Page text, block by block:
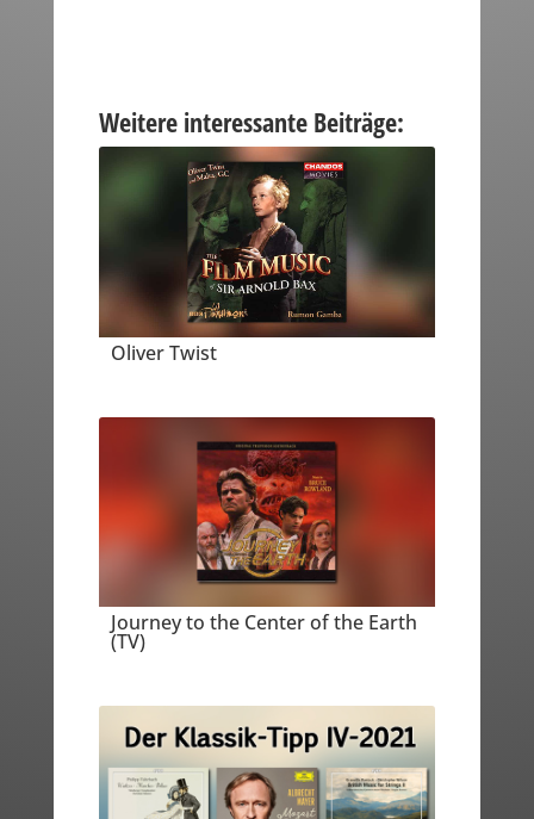
Weitere interessante Beiträge:
Oliver Twist
Journey to the Center of the Earth
(TV)